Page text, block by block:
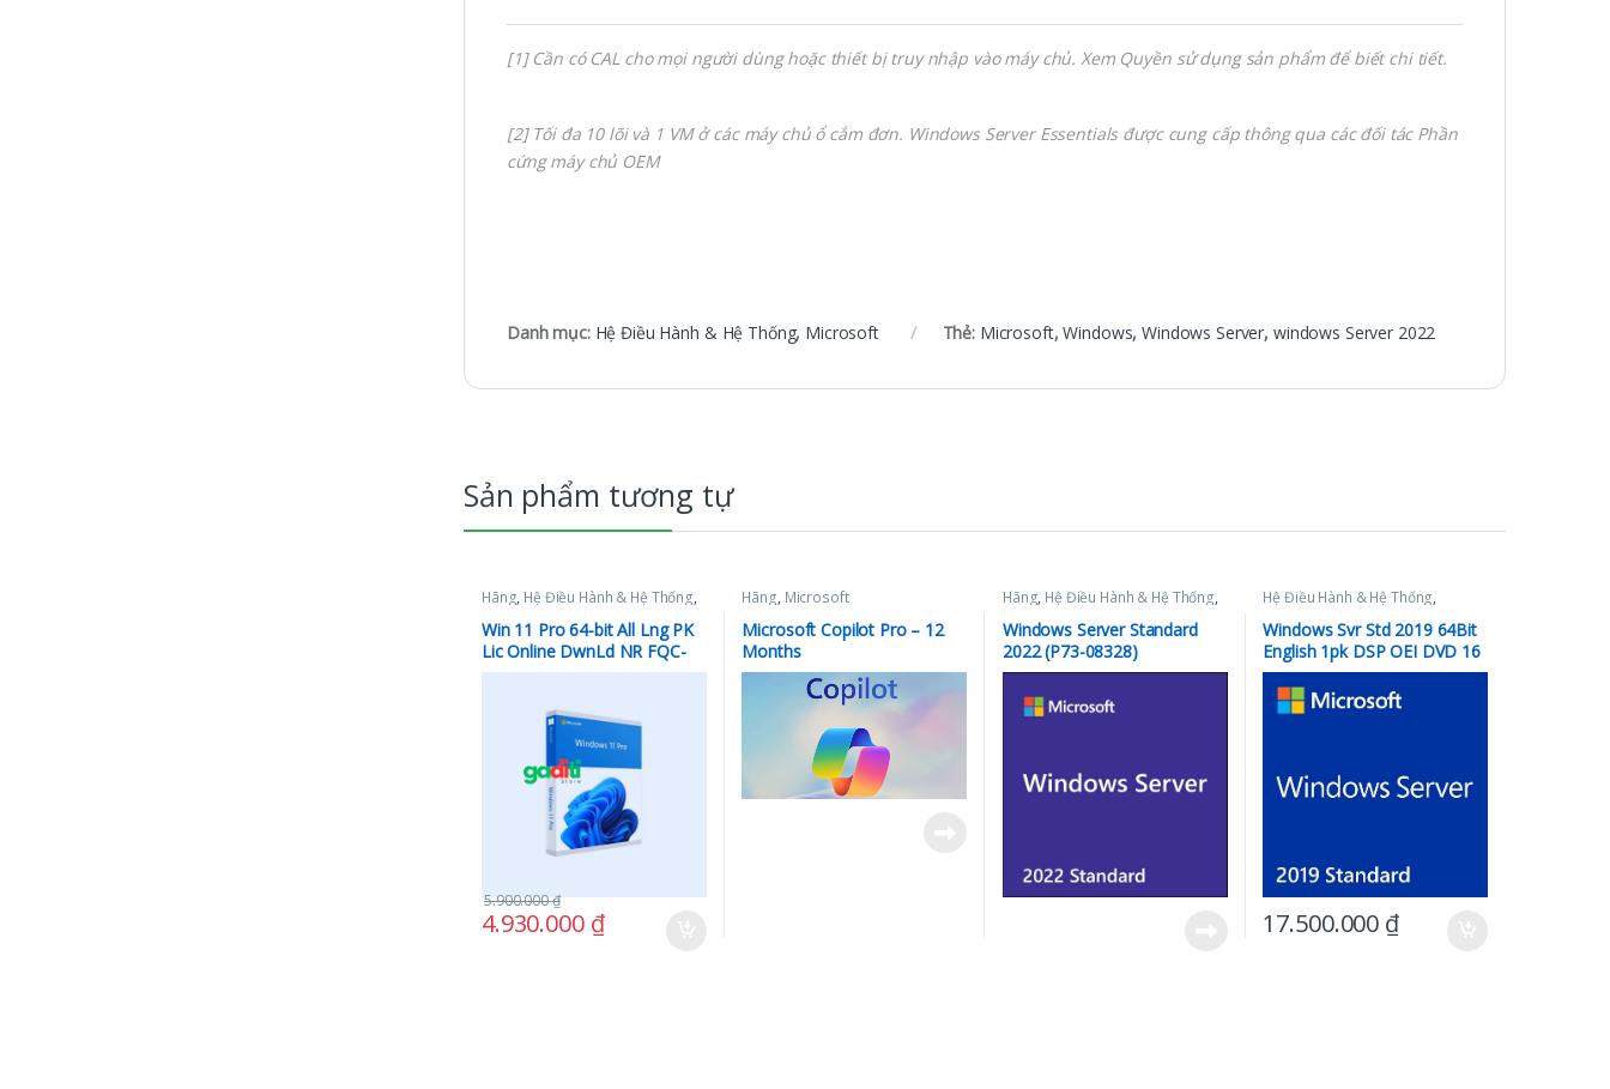
[1] Cần có CAL cho mọi người dùng hoặc thiết bị truy nhập vào máy chủ. Xem Quyền sử dụng sản phẩm để biết chi tiết.
[2] Tối đa 10 lõi và 1 VM ở các máy chủ ổ cắm đơn. Windows Server Essentials được cung cấp thông qua các đối tác Phần
cứng máy chủ OEM
Danh mục: Hệ Điều Hành & Hệ Thống, Microsoft Thẻ: Microsoft,Windows,Windows Server, windows Server 2022
Sản phẩm tương tự
Hãng, Hệ Điều Hành & Hệ Thống,
Microsoft
Win 11 Pro 64-bit All Lng PK
Lic Online DwnLd NR FQC-
10572 – Key điện tử
4.930.000 ₫
5.900.000₫
Hãng, Microsoft
Microsoft Copilot Pro – 12
Months
Hãng, Hệ Điều Hành & Hệ Thống,
Microsoft
Windows Server Standard
2022 (P73-08328)
Hệ Điều Hành & Hệ Thống,
Microsoft
Windows Svr Std 2019 64Bit
English 1pk DSP OEI DVD 16
Core ( P73-07788 )
17.500.000 ₫